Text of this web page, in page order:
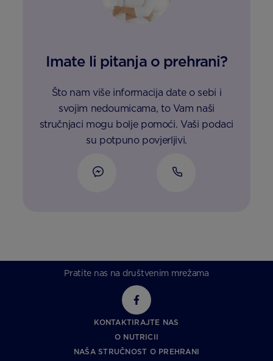
Imate li pitanja o prehrani?
Što nam više informacija date o sebi i
svojim nedoumicama, to Vam naši
stručnjaci mogu bolje pomoći. Vaši podaci
su potpuno povjerljivi.
Pratite nas na društvenim mrežama
KONTAKTIRAJTE NAS
O NUTRICII
NAŠA STRUČNOST O PREHRANI